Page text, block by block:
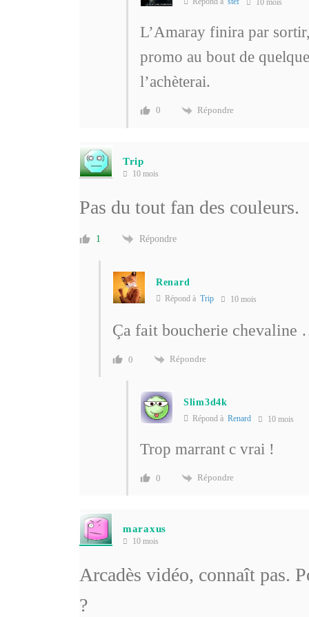
L’Amaray finira par
promo au bout de
l’achèterai.
0 Répondre
Trip
10 mois
Pas du tout fan des couleurs.
1 Répondre
Renard
Répond à Trip 10 mois
Ça fait boucherie
0 Répondre
Slim3d4k
Répond à Renard 10 mois
Trop marrant c vrai !
0 Répondre
maraxus
10 mois
Arcadès vidéo, connaît pas.
?